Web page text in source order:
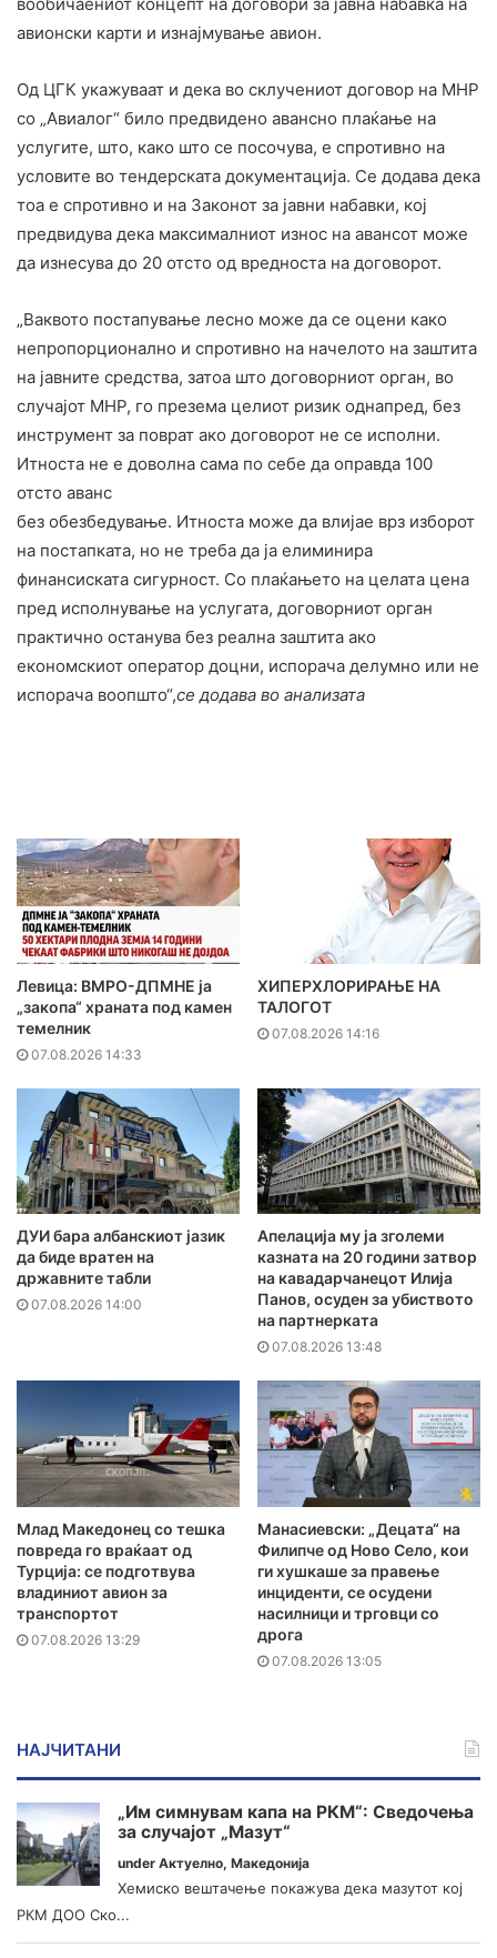
авионски карти и изнајмување авион.
Од ЦГК укажуваат и дека во склучениот договор на МНР
со „Авиалог“ било предвидено авансно плаќање на
услугите, што, како што се посочува, е спротивно на
условите во тендерската документација. Се додава дека
тоа е спротивно и на Законот за јавни набавки, кој
предвидува дека максималниот износ на авансот може
да изнесува до 20 отсто од вредноста на договорот.
„Ваквото постапување лесно може да се оцени како
непропорционално и спротивно на начелото на заштита
на јавните средства, затоа што договорниот орган, во
случајот МНР, го презема целиот ризик однапред, без
инструмент за поврат ако договорот не се исполни.
Итноста не е доволна сама по себе да оправда 100
отсто аванс
без обезбедување. Итноста може да влијае врз изборот
на постапката, но не треба да ја елиминира
финансиската сигурност. Со плаќањето на целата цена
пред исполнување на услугата, договорниот орган
практично останува без реална заштита ако
економскиот оператор доцни, испорача делумно или не
испорача воопшто“,се додава во анализата
Левица: ВМРО-ДПМНЕ ја
„закопа“ храната под камен
темелник
07.08.2026 14:33
ХИПЕРХЛОРИРАЊЕ НА
ТАЛОГОТ
07.08.2026 14:16
ДУИ бара албанскиот јазик
да биде вратен на
државните табли
07.08.2026 14:00
Апелација му ја зголеми
казната на 20 години затвор
на кавадарчанецот Илија
Панов, осуден за убиството
на партнерката
07.08.2026 13:48
Млад Македонец со тешка
повреда го враќаат од
Турција: се подготвува
владиниот авион за
транспортот
07.08.2026 13:29
Манасиевски: „Децата“ на
Филипче од Ново Село, кои
ги хушкаше за правење
инциденти, се осудени
насилници и трговци со
дрога
07.08.2026 13:05
НАЈЧИТАНИ
„Им симнувам капа на РКМ“: Сведочења
за случајот „Мазут“
under Актуелно, Македонија
Хемиско вештачење покажува дека мазутот кој
РКМ ДОО Ско...